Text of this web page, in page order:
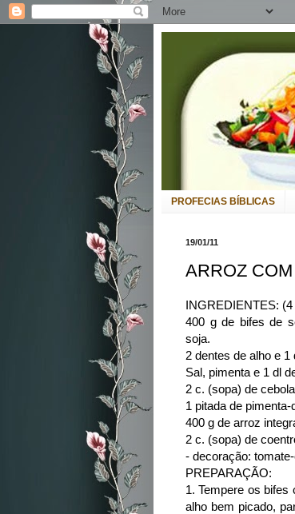
PROFECIAS BÍBLICAS
19/01/11
ARROZ
INGREDIENTES:
400 g de bifes de
soja.
2 dentes de alho e
Sal, pimenta e 1 dl
2 c. (sopa) de
1 pitada de
400 g de arroz
2 c. (sopa) de
- decoração:
PREPARAÇÃO:
1. Tempere os bifes
alho bem picado,